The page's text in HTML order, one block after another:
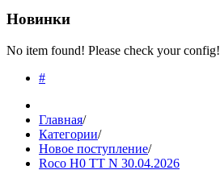
Новинки
No item found! Please check your config!
#
Главная/
Категории/
Новое поступление/
Roco H0 TT N 30.04.2026